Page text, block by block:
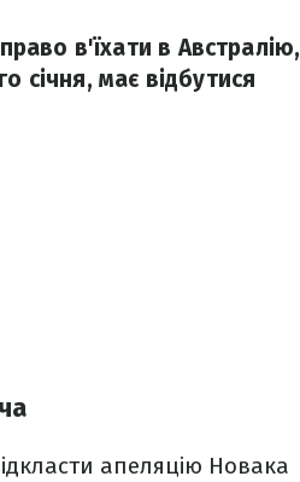
в'їхати в Австралію,
січня, має відбутися
апеляцію Новака